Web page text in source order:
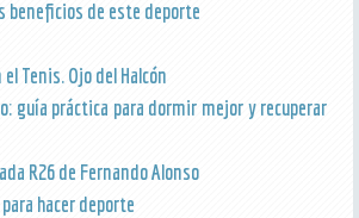
beneficios de este deporte
Tenis. Ojo del Halcón
guía práctica para dormir mejor y recuperar
R26 de Fernando Alonso
hacer deporte